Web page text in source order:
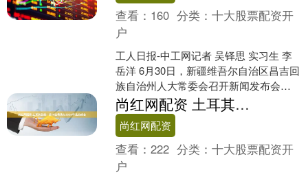
查看： 160 分类：十大股票配资开
户
工人日报-中工网记者 吴铎思 实习生 李
岳洋 6月30日，新疆维吾尔自治区昌吉回
族自治州人大常委会召开新闻发布会，
宣布《昌吉回族自治州居家养老服务条
例》（以下简....
尚红网配资 土耳其总统：安卡拉将承办2026年北约峰会
尚红网配资
查看：222 分类：十大股票配资开
户